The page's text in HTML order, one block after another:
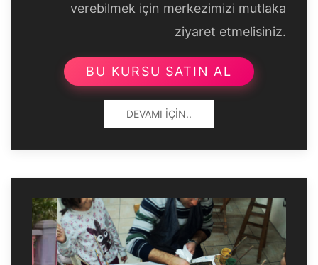
verebilmek için merkezimizi mutlaka
ziyaret etmelisiniz.
BU KURSU SATIN AL
DEVAMI İÇIN..